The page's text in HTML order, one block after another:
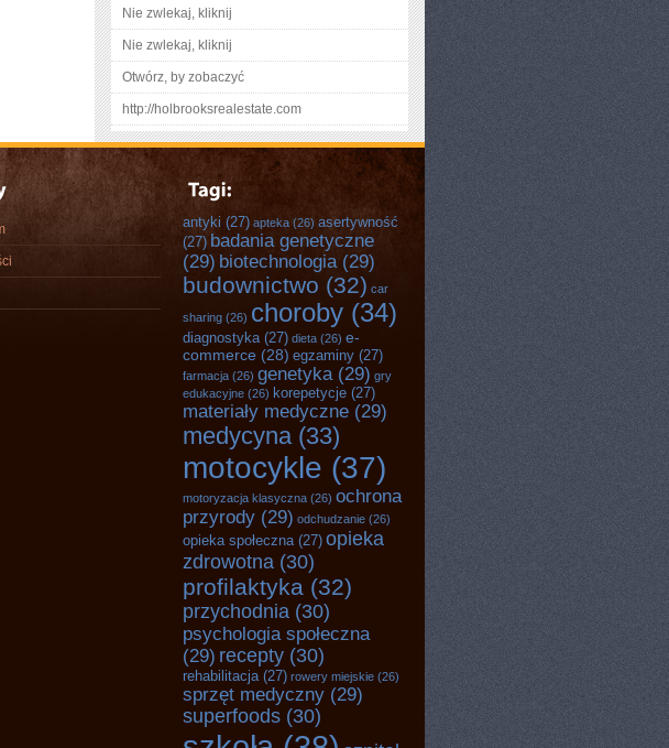
Nie zwlekaj, kliknij
Nie zwlekaj, kliknij
Otwórz, by zobaczyć
http://holbrooksrealestate.com
antyki (27) apteka (26) asertywność
(27) badania genetyczne
(29) biotechnologia (29)
budownictwo (32) car
sharing (26) choroby (34)
diagnostyka(27) dieta (26) e-
commerce (28) egzaminy (27)
farmacja (26) genetyka (29) gry
edukacyjne (26) korepetycje (27)
materiały medyczne (29)
medycyna(33)
motocykle (37)
motoryzacja klasyczna (26) ochrona
przyrody (29) odchudzanie (26)
opieka społeczna(27) opieka
zdrowotna (30)
profilaktyka (32)
przychodnia (30)
psychologia społeczna
(29) recepty (30)
rehabilitacja(27) rowery miejskie (26)
sprzęt medyczny (29)
superfoods (30)